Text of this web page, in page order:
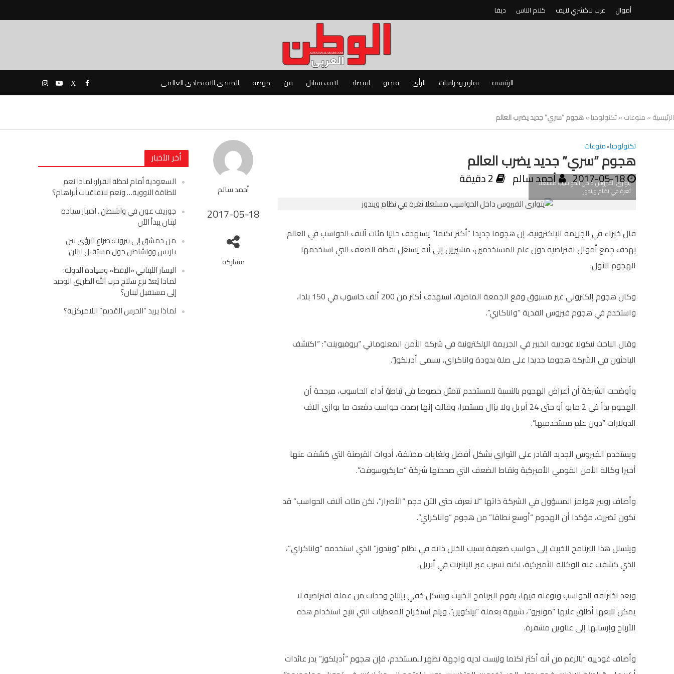
أموال عرب لاكشري لايف كلام الناس ديفا
الرئيسية تقارير ودراسات الرأي فيديو اقتصاد لايف ستايل فن موضة المنتدى الاقتصادى العالمى
الرئيسية»منوعات»تكنولوجيا»هجوم “سري” جديد يضرب العالم
أخر الأخبار
السعودية أمام لحظة القرار: لماذا نعم
للطاقة النووية… ونعم لاتفاقيات أبراهام؟
جوزيف عون في واشنطن.. اختبار سيادة
لبنان يبدأ الآن
من دمشق إلى بيروت: صراع الرؤى بين
باريس وواشنطن حول مستقبل لبنان
اليسار اللبناني «اليقظ» وسيادة الدولة:
لماذا يُعدّ نزع سلاح حزب الله الطريق الوحيد
إلى مستقبل لبنان؟
لماذا يريد “الحرس القديم” اللامركزية؟
أحمد سالم
2017-05-18
مشاركة
تكنولوجيا•منوعات
هجوم “سري” جديد يضرب العالم
2017-05-18 أحمد سالم 2 دقيقة يتوارى الفيروس داخل الحواسيب مستغلا
ثغرة في نظام ويندوز
قال خبراء في الجريمة الإلكترونية، إن هجوما جديدا “أكثر تكتما” يستهدف حاليا مئات آلاف الحواسب في العالم
بهدف جمع أموال افتراضية دون علم المستخدمين، مشيرين إلى أنه يستغل نقطة الضعف التي استخدمها
الهجوم الأول.
وكان هجوم إلكتروني غير مسبوق وقع الجمعة الماضية، استهدف أكثر من 200 ألف حاسوب في 150 بلدا،
واستخدم في هجوم فيروس الفدية “واناكاري”.
وقال الباحث نيكولا غودييه الخبير في الجريمة الإلكترونية في شركة الأمن المعلوماتي “بروفبوينت”: “اكتشف
الباحثون في الشركة هجوما جديدا على صلة بدودة واناكراي، يسمى أديلكوز”.
وأوضحت الشركة أن أعراض الهجوم بالنسبة للمستخدم تتمثل خصوصا في تباطؤ أداء الحاسوب، مرجحة أن
الهجوم بدأ في 2 مايو أو حتى 24 أبريل ولا يزال مستمرا، وقالت إنها رصدت حواسب دفعت ما يوازي آلاف
الدولارات “دون علم مستخدميها”.
ويستخدم الفيروس الجديد القادر على التواري بشكل أفضل ولغايات مختلفة، أدوات القرصنة التي كشفت عنها
أخيرا وكالة الأمن القومي الأميركية ونقاط الضعف التي صححتها شركة “مايكروسوفت”.
وأضاف روبير هولمز المسؤول في الشركة ذاتها “لا نعرف حتى الآن حجم “الأضرار”، لكن مئات آلاف الحواسب” قد
تكون تضررت، مؤكدا أن الهجوم “أوسع نطاقا” من هجوم “واناكراي”.
ويتسلل هذا البرنامج الخبيث إلى حواسب ضعيفة بسبب الخلل ذاته في نظام “ويندوز” الذي استخدمه “واناكراي”،
الذي كشفت عنه الوكالة الأميركية، لكنه تسرب عبر الإنترنت في أبريل.
وبعد اختراقه الحواسب وتوغله فيها، يقوم البرنامج الخبيث وبشكل خفي بإنتاج وحدات من عملة افتراضية لا
يمكن تتبعها أطلق عليها “مونيرو”، شبيهة بعملة “بيتكوين”. ويتم استخراج المعطيات التي تتيح استخدام هذه
الأرباح وإرسالها إلى عناوين مشفرة.
وأضاف غودييه “بالرغم من أنه أكثر تكتما وليست لديه واجهة تظهر للمستخدم، فإن هجوم “أديلكوز” يدر عائدات